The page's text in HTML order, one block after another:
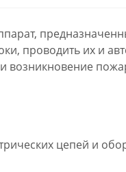
проводить их и
возникновение
цепей и